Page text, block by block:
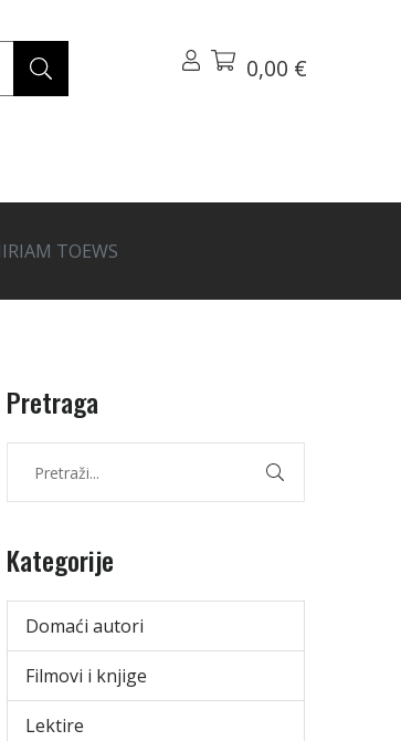
0,00 €
TOEWS
Pretraga
Kategorije
Domaći autori
Filmovi i knjige
Lektire